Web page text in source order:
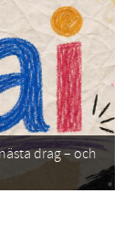
drag – och